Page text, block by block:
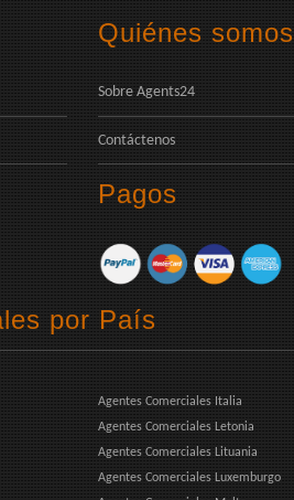
Quiénes somos
Sobre Agents24
Contáctenos
Pagos
por País
Agentes Comerciales Italia
Agentes Comerciales Letonia
Agentes Comerciales Lituania
Agentes Comerciales Luxemburgo